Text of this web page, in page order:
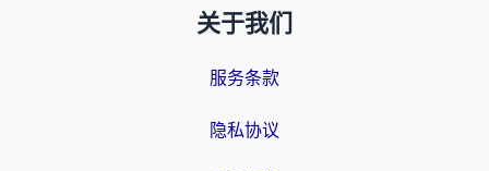
关于我们
服务条款
隐私协议